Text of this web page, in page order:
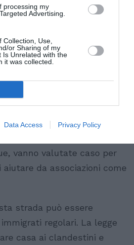
processing my
Advertising.
Use,
or Sharing of my
Is Unrelated with the
it was collected.
Data Access Privacy Policy
l’avvocato Aldo Rossi,
del Sunia.
chi ha un contratto in
verificare
dell’agenzia delle
è stato registrato, magari
e quale canone è stato
quadro certo – consiglia
vanno valutate caso per
aiutare da associazioni come
strada può essere
regolari. La legge
casa ai clandestini e